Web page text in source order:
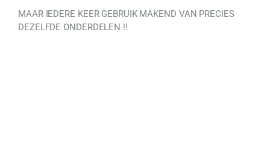
MAAR IEDERE KEER GEBRUIK MAKEND VAN PRECIES
DEZELFDE ONDERDELEN !!